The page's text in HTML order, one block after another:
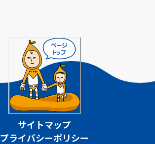
サイトマップ
プライバシーポリシー